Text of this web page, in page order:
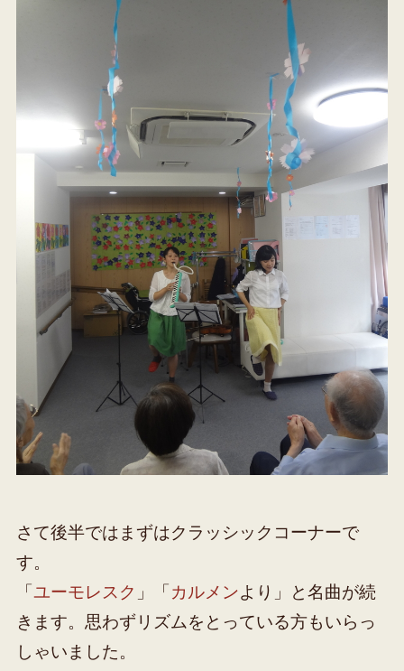
さて後半ではまずはクラッシックコーナーで
す。
「 ユーモレスク 」「 カルメンより」と名曲が続
きます。思わずリズムをとっている方もいらっ
しゃいました。